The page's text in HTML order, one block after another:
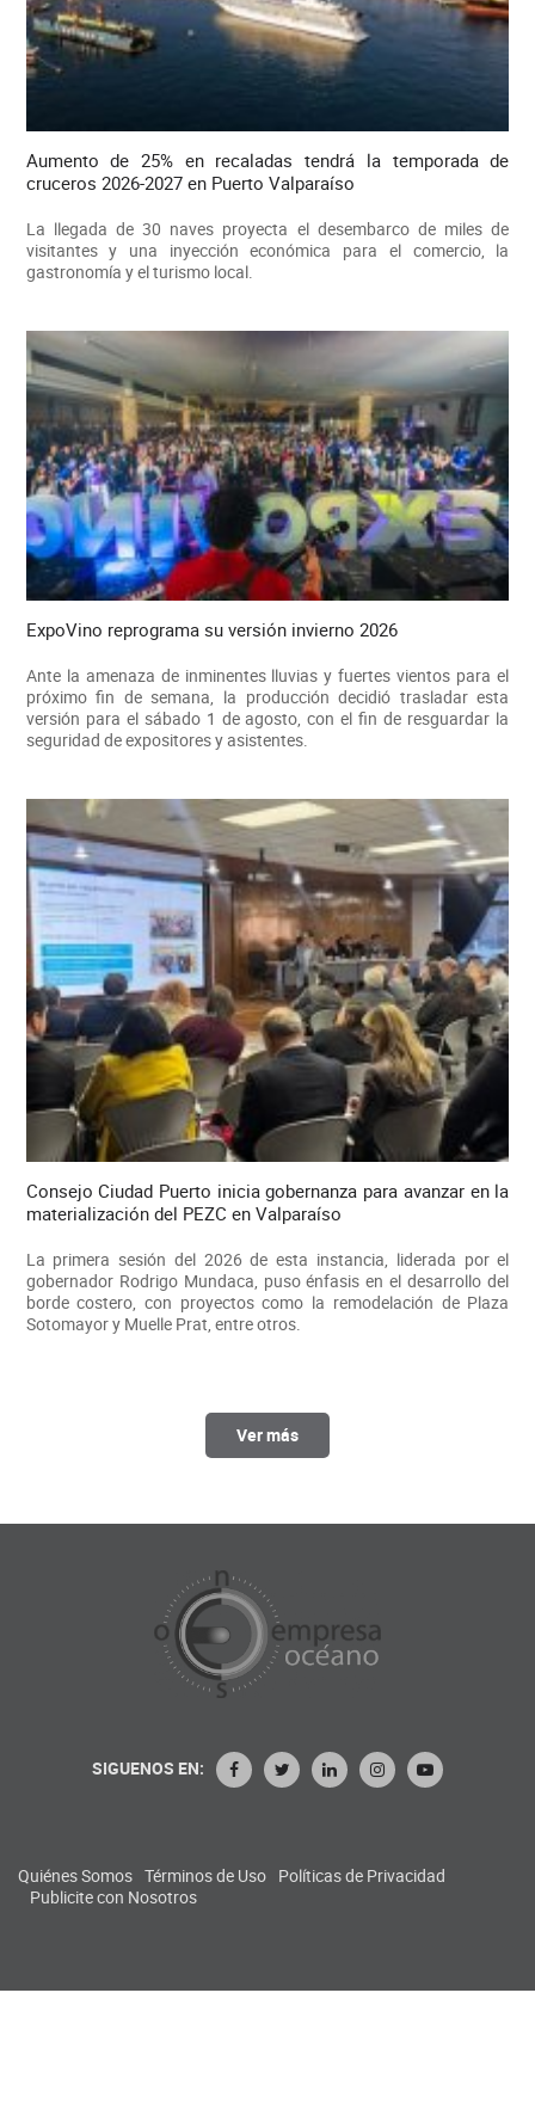
Aumento de 25% en recaladas tendrá la temporada de
cruceros 2026-2027 en Puerto Valparaíso
La llegada de 30 naves proyecta el desembarco de miles de
visitantes y una inyección económica para el comercio, la
gastronomía y el turismo local.
ExpoVino reprograma su versión invierno 2026
Ante la amenaza de inminentes lluvias y fuertes vientos para el
próximo fin de semana, la producción decidió trasladar esta
versión para el sábado 1 de agosto, con el fin de resguardar la
seguridad de expositores y asistentes.
Consejo Ciudad Puerto inicia gobernanza para avanzar en la
materialización del PEZC en Valparaíso
La primera sesión del 2026 de esta instancia, liderada por el
gobernador Rodrigo Mundaca, puso énfasis en el desarrollo del
borde costero, con proyectos como la remodelación de Plaza
Sotomayor y Muelle Prat, entre otros.
Ver más
SIGUENOS EN:
Quiénes Somos Términos de Uso Políticas de Privacidad
Publicite con Nosotros